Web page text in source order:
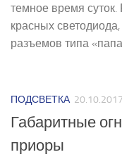
темное время
красных
разъемов типа
ПОДСВЕТКА 20.10.2017
Габаритные
приоры